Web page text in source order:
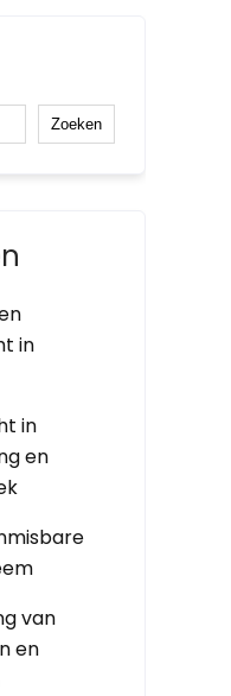
Zoeken
in
in
en
van
en